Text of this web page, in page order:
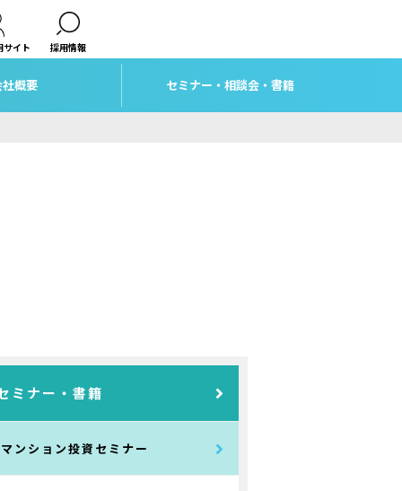
サイト 採用情報
概要 セミナー・相談会・書籍
ミナー・書籍
マンション投資セミナー